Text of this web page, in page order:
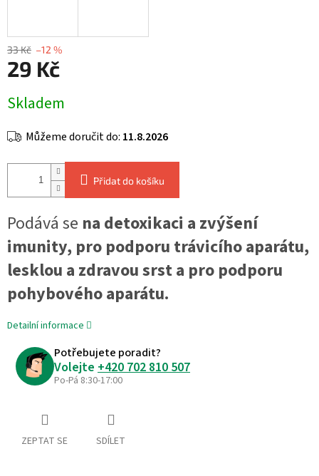
33 Kč –12 %
29 Kč
cena:
Skladem
Můžeme doručit do: 11.8.2026
Přidat do košíku
Podává se na detoxikaci a zvýšení
imunity, pro podporu trávicího aparátu,
lesklou a zdravou srst a pro podporu
pohybového aparátu.
Detailní informace
Potřebujete poradit?
Volejte +420 702 810 507
Po-Pá 8:30-17:00
ZEPTAT SE SDÍLET